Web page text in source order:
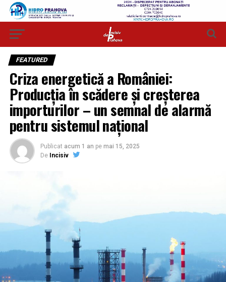
FEATURED
Criza energetică a României:
Producția în scădere și creșterea
importurilor – un semnal de alarmă
pentru sistemul național
Publicat acum 1 an pe mai 15, 2025
De Incisiv